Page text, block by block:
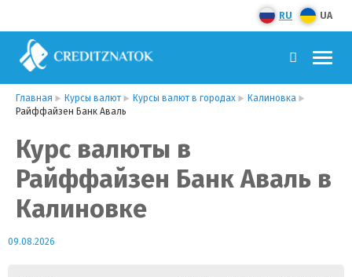
RU UA
Главная Курсы валют Курсы валют в городах
Калиновка
Райффайзен Банк Аваль
Курс валюты в
Райффайзен Банк Аваль в
Калиновке
09.08.2026